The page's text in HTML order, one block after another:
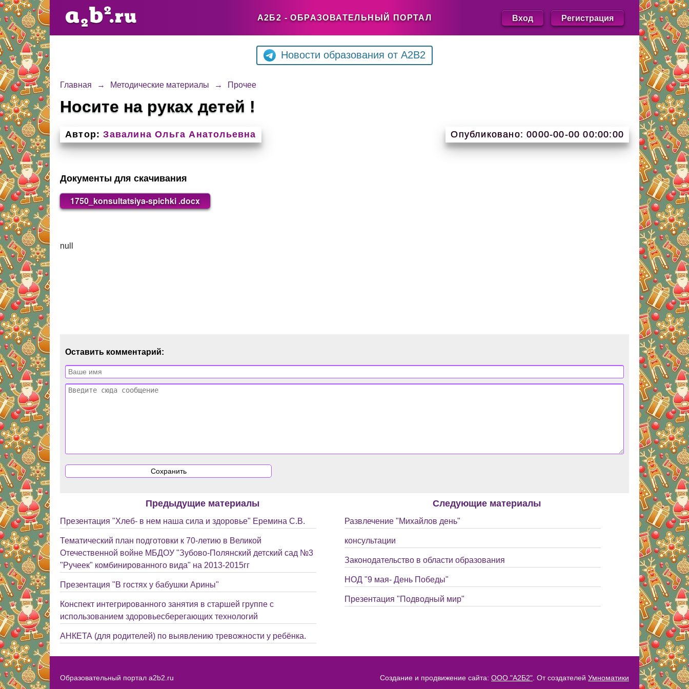
А2Б2 - ОБРАЗОВАТЕЛЬНЫЙ ПОРТАЛ Вход Регистрация
Новости образования от A2B2
Главная → Методические материалы → Прочее
Носите на руках детей !
Автор: Завалина Ольга Анатольевна Опубликовано: 0000-00-00 00:00:00
Документы для скачивания
1750_konsultatsiya-spichki .docx
null
Оставить комментарий:
Предыдущие материалы
Презентация "Хлеб- в нем наша сила и здоровье" Еремина С.В.
Тематический план подготовки к 70-летию в Великой
Отечественной войне МБДОУ "Зубово-Полянский детский сад №3
"Ручеек" комбинированного вида" на 2013-2015гг
Презентация "В гостях у бабушки Арины"
Конспект интегрированного занятия в старшей группе с
использованием здоровьесберегающих технологий
АНКЕТА (для родителей) по выявлению тревожности у ребёнка.
Следующие материалы
Развлечение "Михайлов день"
консультации
Законодательство в области образования
НОД "9 мая- День Победы"
Презентация "Подводный мир"
Образовательный портал a2b2.ru Создание и продвижение сайта: ООО "А2Б2" . От создателей Умноматики